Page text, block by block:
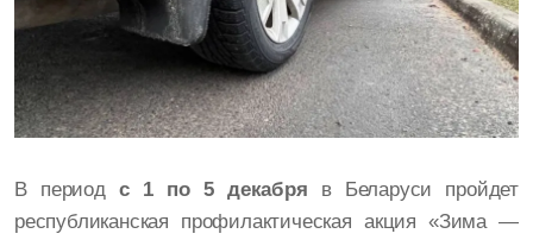
В периодс 1 по 5 декабря в Беларуси пройдет
республиканская профилактическая акция «Зима —